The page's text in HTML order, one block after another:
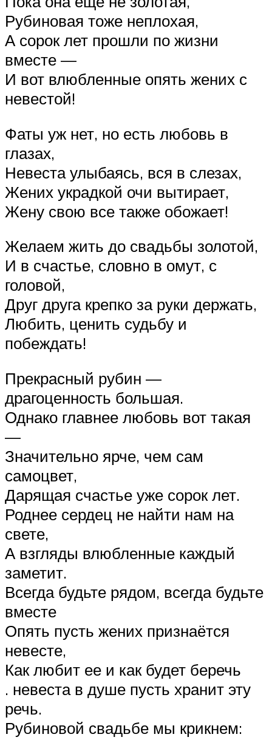
Рубиновая тоже неплохая,
А сорок лет прошли по жизни
вместе —
И вот влюбленные опять жених с
невестой!
Фаты уж нет, но есть любовь в
глазах,
Невеста улыбаясь, вся в слезах,
Жених украдкой очи вытирает,
Жену свою все также обожает!
Желаем жить до свадьбы золотой,
И в счастье, словно в омут, с
головой,
Друг друга крепко за руки держать,
Любить, ценить судьбу и
побеждать!
Прекрасный рубин —
драгоценность большая.
Однако главнее любовь вот такая
—
Значительно ярче, чем сам
самоцвет,
Дарящая счастье уже сорок лет.
Роднее сердец не найти нам на
свете,
А взгляды влюбленные каждый
заметит.
Всегда будьте рядом, всегда будьте
вместе
Опять пусть жених признаётся
невесте,
Как любит ее и как будет беречь
. невеста в душе пусть хранит эту
речь.
Рубиновой свадьбе мы крикнем: